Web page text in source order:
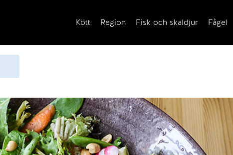
Kött Region Fisk och skaldjur Fågel